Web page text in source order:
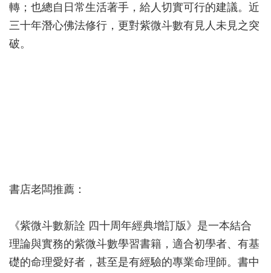
轉；也總自日常生活著手，給人切實可行的建議。近
三十年潛心佛法修行，更對紫微斗數有見人未見之突
破。
書店老闆推薦：
《紫微斗數新詮 四十周年經典增訂版》是一本結合
理論與實務的紫微斗數學習書籍，適合初學者、有基
礎的命理愛好者，甚至是有經驗的專業命理師。書中